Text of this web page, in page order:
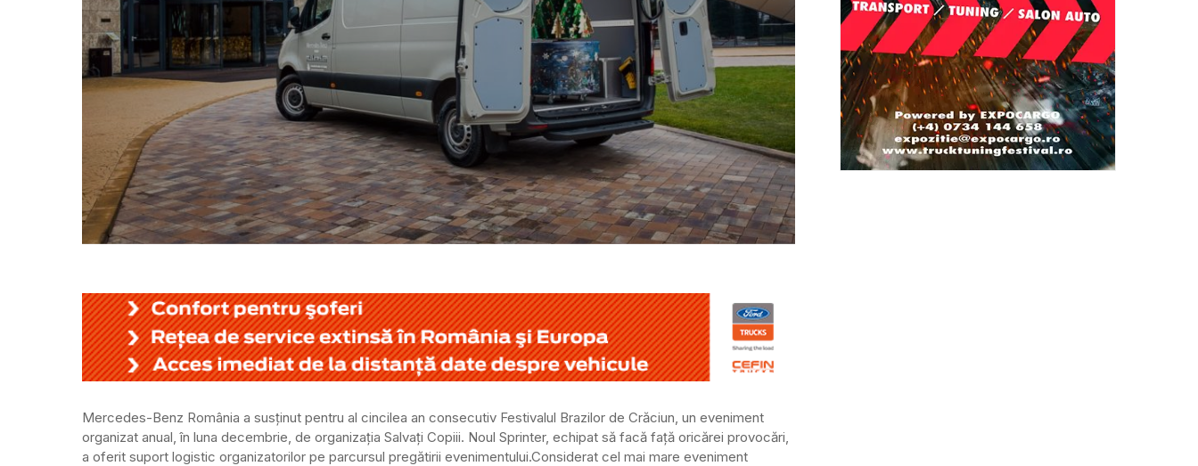
Mercedes-Benz România a susținut pentru al cincilea an consecutiv Festivalul Brazilor de Crăciun, un eveniment
organizat anual, în luna decembrie, de organizația Salvați Copiii. Noul Sprinter, echipat să facă față oricărei provocări,
a oferit suport logistic organizatorilor pe parcursul pregătirii evenimentului.Considerat cel mai mare eveniment